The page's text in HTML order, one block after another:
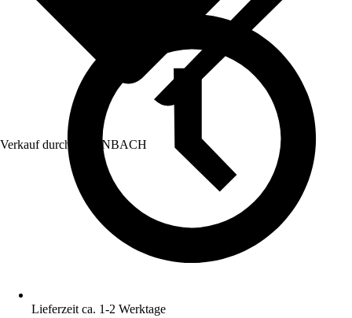
Verkauf durch: HORNBACH
Lieferzeit ca. 1-2 Werktage